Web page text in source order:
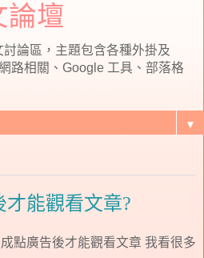
論壇
論區，主題包含各種外掛及
路相關、Google 工具、部落格
▼
能觀看文章?
點廣告後才能觀看文章 我看很多